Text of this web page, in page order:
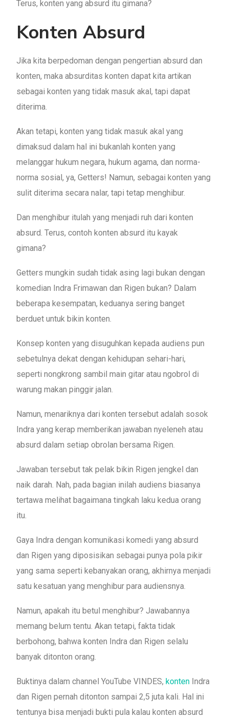
Terus, konten yang absurd itu gimana?
Konten Absurd
Jika kita berpedoman dengan pengertian absurd dan
konten, maka absurditas konten dapat kita artikan
sebagai konten yang tidak masuk akal, tapi dapat
diterima.
Akan tetapi, konten yang tidak masuk akal yang
dimaksud dalam hal ini bukanlah konten yang
melanggar hukum negara, hukum agama, dan norma-
norma sosial, ya, Getters! Namun, sebagai konten yang
sulit diterima secara nalar, tapi tetap menghibur.
Dan menghibur itulah yang menjadi ruh dari konten
absurd. Terus, contoh konten absurd itu kayak
gimana?
Getters mungkin sudah tidak asing lagi bukan dengan
komedian Indra Frimawan dan Rigen bukan? Dalam
beberapa kesempatan, keduanya sering banget
berduet untuk bikin konten.
Konsep konten yang disuguhkan kepada audiens pun
sebetulnya dekat dengan kehidupan sehari-hari,
seperti nongkrong sambil main gitar atau ngobrol di
warung makan pinggir jalan.
Namun, menariknya dari konten tersebut adalah sosok
Indra yang kerap memberikan jawaban nyeleneh atau
absurd dalam setiap obrolan bersama Rigen.
Jawaban tersebut tak pelak bikin Rigen jengkel dan
naik darah. Nah, pada bagian inilah audiens biasanya
tertawa melihat bagaimana tingkah laku kedua orang
itu.
Gaya Indra dengan komunikasi komedi yang absurd
dan Rigen yang diposisikan sebagai punya pola pikir
yang sama seperti kebanyakan orang, akhirnya menjadi
satu kesatuan yang menghibur para audiensnya.
Namun, apakah itu betul menghibur? Jawabannya
memang belum tentu. Akan tetapi, fakta tidak
berbohong, bahwa konten Indra dan Rigen selalu
banyak ditonton orang.
Buktinya dalam channel YouTube VINDES, konten Indra
dan Rigen pernah ditonton sampai 2,5 juta kali. Hal ini
tentunya bisa menjadi bukti pula kalau konten absurd